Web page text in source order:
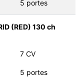
5 portes
(RED) 130 ch
7 CV
5 portes